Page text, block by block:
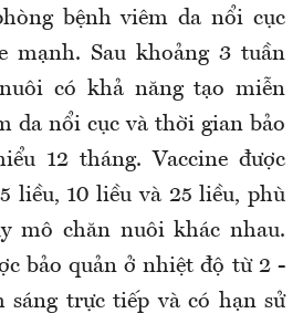
bệnh viêm da nổi cục
mạnh. Sau khoảng 3 tuần
có khả năng tạo miễn
da nổi cục và thời gian bảo
12 tháng. Vaccine được
liều, 10 liều và 25 liều, phù
mô chăn nuôi khác nhau.
bảo quản ở nhiệt độ từ 2 -
sáng trực tiếp và có hạn sử